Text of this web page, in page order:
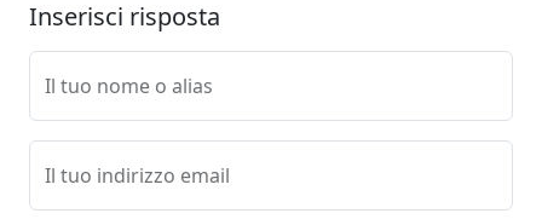
Inserisci risposta
Il tuo nome o alias
Il tuo indirizzo email